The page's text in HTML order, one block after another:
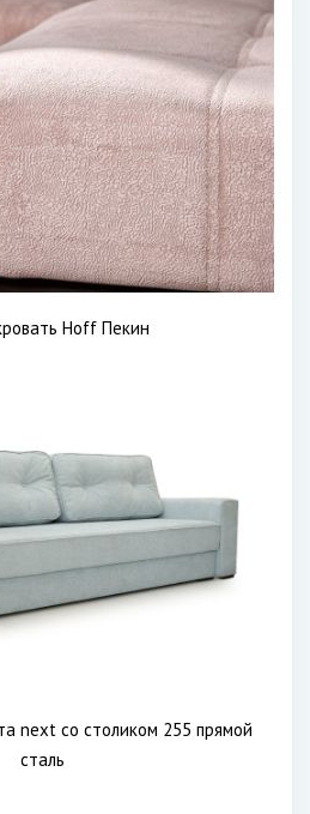
Hoff Пекин
next со столиком 255 прямой
сталь